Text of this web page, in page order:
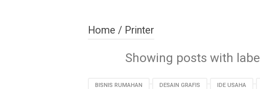
Home / Printer
Showing posts with label
BISNIS RUMAHAN DESAIN GRAFIS IDE USAHA